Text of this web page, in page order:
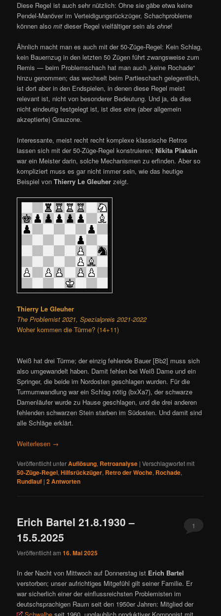
Diese Regel ist auch sehr nützlich: Ohne sie gäbe etwa keine
Pendel-Manöver im Verteidigungsrückzüger, Schachprobleme
können alsomit dieser Regel vielfältiger sein alsohne!
Ähnlich macht man es auch mit der 50-Züge-Regel: Kein Schlag,
kein Bauernzug in den letzten 50 Zügen führt zwangsweise zum
Remis — beim Problemschach hat man auch „keine Rochade“
hinzu genommen; das wechselt beim Partieschach gelegentlich,
ist dort aber in den Endspielen, in denen diese Regel meist
relevant ist, nicht von besonderer Bedeutung. Und ja, da dies
nicht eindeutig festgelegt ist, ist dies eine (aber allgemein
akzeptierte) Grauzone.
Interessante, meist recht recht komplexe klassische Retros
lassen sich mit der 50-Züge-Regel konstruieren; Nikita Plaksin
war ein Meister darin, solche Mechanismen zu erfinden. Aber so
kompliziert muss es gar nicht immer sein, wie das heutige
Beispiel vonThierry Le Gleuher zeigt.
Thierry Le Gleuher
The Problemist 2021, Spezialpreis 2021-2022
Woher kommen die Türme? (14+11)
Weiß hat drei Türme; der einzig fehlende Bauer [Bb2] muss sich
also umgewandelt haben. Damit fehlen bei Weiß Dame und ein
Springer, die beide im Nordosten geschlagen wurden. Für die
Turmumwandlung war ein Schlag nötig (bxXa7), der schwarze
Damenläufer wurde zu Hause geschlagen, und die drei anderen
fehlenden schwarzen Stein starben im Südosten. Und damit sind
alle Schläge erklärt.
Weiterlesen →
Veröffentlicht unterAuflösung, Retroanalyse |Verschlagwortet mit
50-Züge-Regel,Hilfsrückzüger, Retro der Woche, Rochade,
Rundlauf |2Antworten
Erich Bartel 21.8.1930 –
15.5.2025
Veröffentlicht am16. Mai 2025
1
In der Nacht von Mittwoch auf Donnerstag ist Erich Bartel
verstorben; unser aufrichtiges Mitgefühl gilt seiner Familie. Er
war sicherlich einer der einflussreichsten Problemisten im
deutschsprachigen Raum seit den 1950er Jahren: Mitglied der